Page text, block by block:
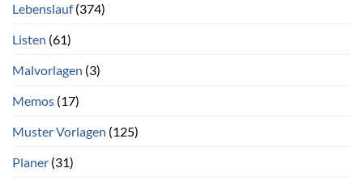
Lebenslauf(374)
Listen (61)
Malvorlagen (3)
Memos (17)
Muster Vorlagen (125)
Planer (31)